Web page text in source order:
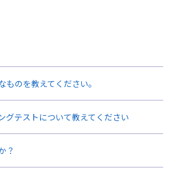
ものを教えてください。
グテストについて教えてください
？